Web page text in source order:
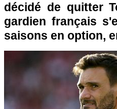
décidé de quitter
gardien français
saisons en option,